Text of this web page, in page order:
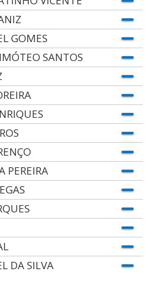
GOMES
SANTOS
PEREIRA
DA SILVA